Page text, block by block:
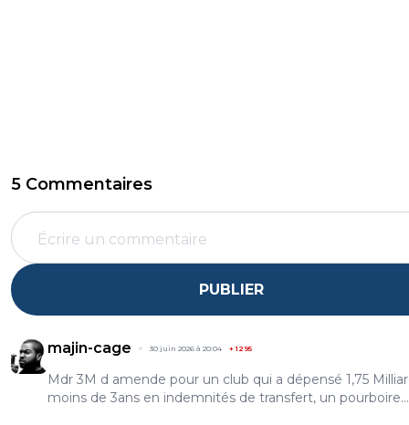
5 Commentaires
PUBLIER
majin-cage 30 juin 2026 à 20:04 +1295
Mdr 3M d amende pour un club qui a dépensé 1,75
moins de 3ans en indemnités de transfert, un pourboire...